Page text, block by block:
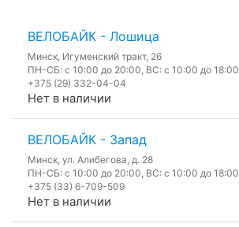
ВЕЛОБАЙК - Лошица
Минск, Игуменский тракт, 26
ПН-СБ: с 10:00 до 20:00, ВС: с 10:00 до 18:00
+375 (29) 332-04-04
Нет в наличии
ВЕЛОБАЙК - Запад
Минск, ул. Алибегова, д. 28
ПН-СБ: с 10:00 до 20:00, ВС: с 10:00 до 18:00
+375 (33) 6-709-509
Нет в наличии